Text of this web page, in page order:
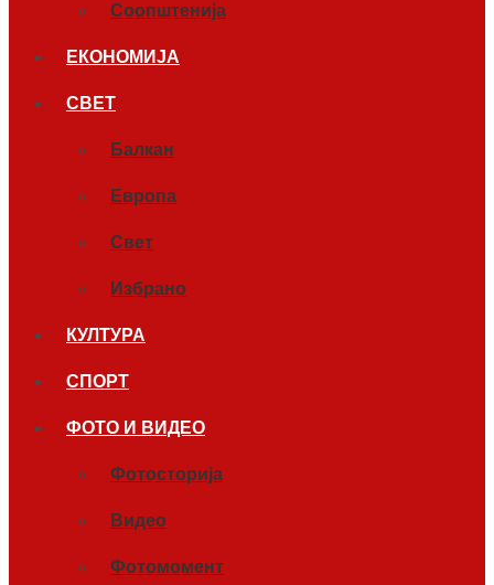
Соопштенија
ЕКОНОМИЈА
СВЕТ
Балкан
Европа
Свет
Избрано
КУЛТУРА
СПОРТ
ФОТО И ВИДЕО
Фотосторија
Видео
Фотомомент